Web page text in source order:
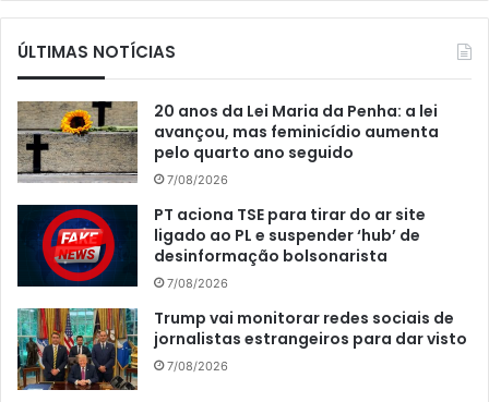
ÚLTIMAS NOTÍCIAS
20 anos da Lei Maria da Penha: a lei
avançou, mas feminicídio aumenta
pelo quarto ano seguido
7/08/2026
PT aciona TSE para tirar do ar site
ligado ao PL e suspender ‘hub’ de
desinformação bolsonarista
7/08/2026
Trump vai monitorar redes sociais de
jornalistas estrangeiros para dar visto
7/08/2026